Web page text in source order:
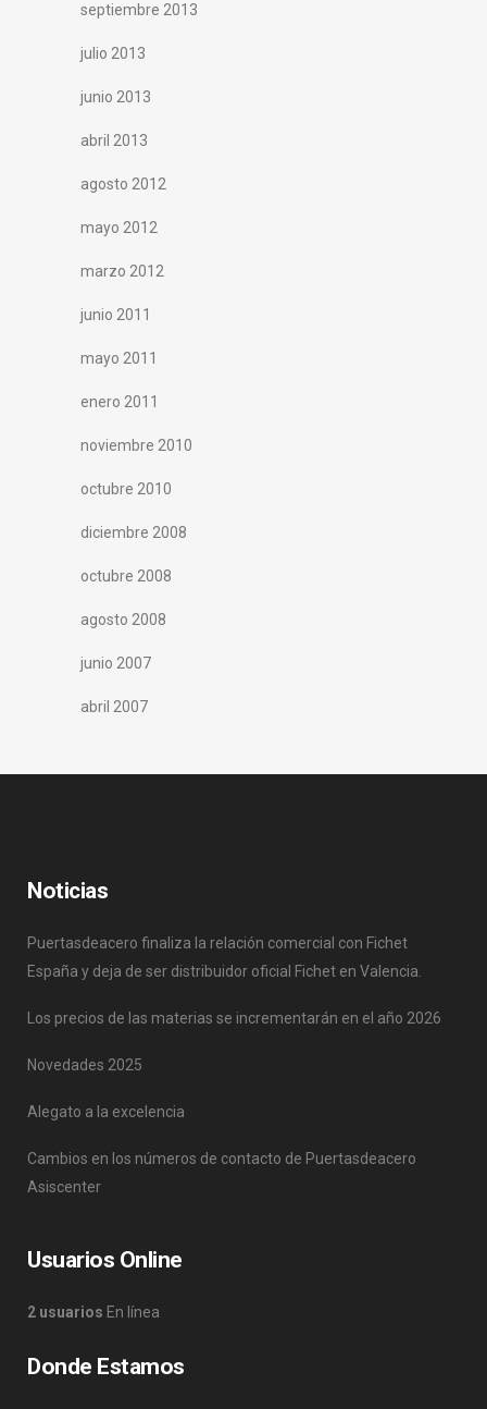
septiembre 2013
julio 2013
junio 2013
abril 2013
agosto 2012
mayo 2012
marzo 2012
junio 2011
mayo 2011
enero 2011
noviembre 2010
octubre 2010
diciembre 2008
octubre 2008
agosto 2008
junio 2007
abril 2007
Noticias
Puertasdeacero finaliza la relación comercial con Fichet
España y deja de ser distribuidor oficial Fichet en Valencia.
Los precios de las materias se incrementarán en el año 2026
Novedades 2025
Alegato a la excelencia
Cambios en los números de contacto de Puertasdeacero
Asiscenter
Usuarios Online
2 usuarios En línea
Donde Estamos